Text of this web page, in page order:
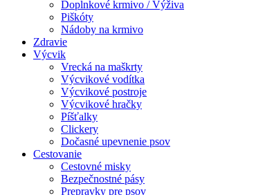
Doplnkové krmivo / Výživa
Piškóty
Nádoby na krmivo
Zdravie
Výcvik
Vrecká na maškrty
Výcvikové vodítka
Výcvikové postroje
Výcvikové hračky
Píšťalky
Clickery
Dočasné upevnenie psov
Cestovanie
Cestovné misky
Bezpečnostné pásy
Prepravky pre psov